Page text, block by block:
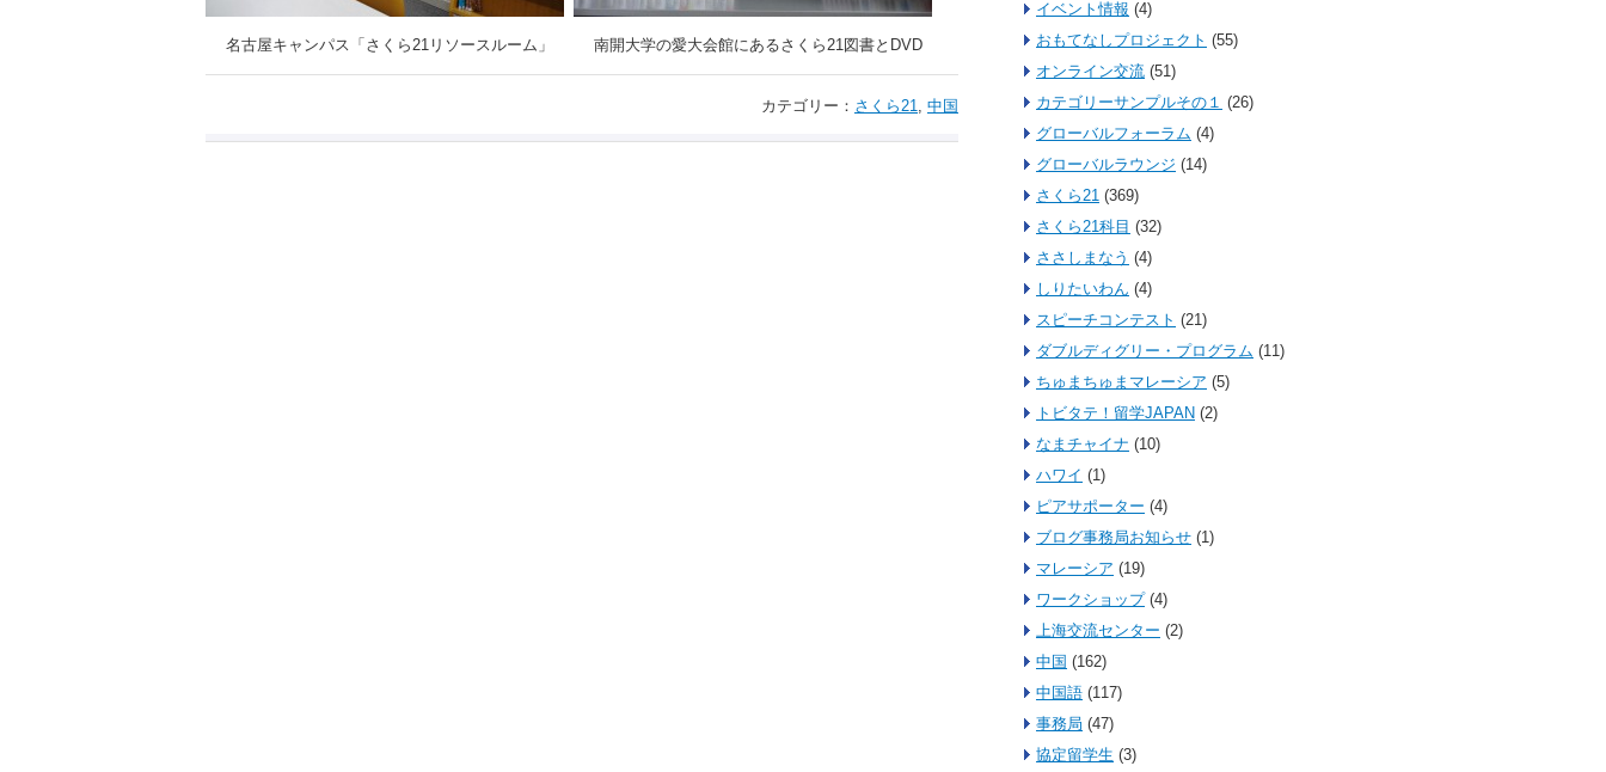
名古屋キャンパス「さくら21リソースルーム」 南開大学の愛大会館にあるさくら21図書とDVD
カテゴリー： さくら21, 中国
イベント情報 (4)
おもてなしプロジェクト (55)
オンライン交流 (51)
カテゴリーサンプルその１ (26)
グローバルフォーラム (4)
グローバルラウンジ (14)
さくら21 (369)
さくら21科目 (32)
ささしまなう (4)
しりたいわん (4)
スピーチコンテスト (21)
ダブルディグリー・プログラム (11)
ちゅまちゅまマレーシア (5)
トビタテ！留学JAPAN (2)
なまチャイナ (10)
ハワイ (1)
ピアサポーター (4)
ブログ事務局お知らせ (1)
マレーシア (19)
ワークショップ(4)
上海交流センター (2)
中国 (162)
中国語 (117)
事務局 (47)
協定留学生 (3)